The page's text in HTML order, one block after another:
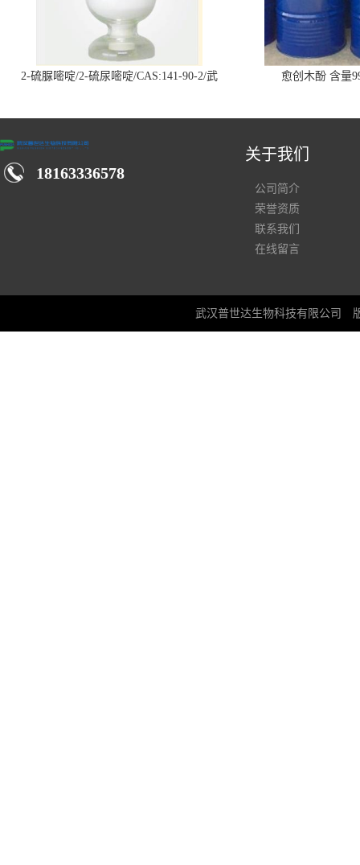
2-硫脲嘧啶/2-硫尿嘧啶/CAS:141-90-2/武
愈创木酚 含量
18163336578
关于我们
公司简介
荣誉资质
联系我们
在线留言
武汉普世达生物科技有限公司